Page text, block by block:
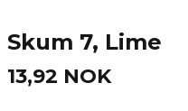
Skum 7, Lime
13,92 NOK